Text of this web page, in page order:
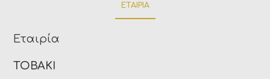
ΕΤΑΙΡΊΑ
Εταιρία
TOBAKI